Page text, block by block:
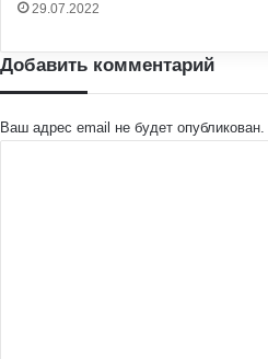
29.07.2022
Добавить комментарий
Ваш адрес email не будет опубликован.